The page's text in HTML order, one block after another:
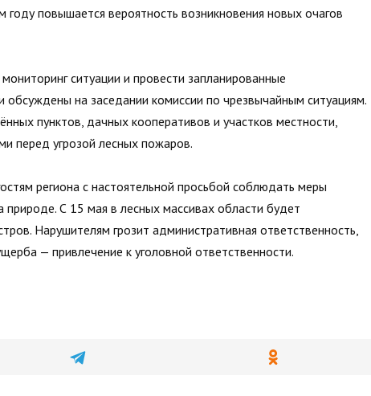
повышается вероятность возникновения новых очагов
ситуации и провести запланированные
на заседании комиссии по чрезвычайным ситуациям.
пунктов, дачных кооперативов и участков местности,
перед угрозой лесных пожаров.
региона с настоятельной просьбой соблюдать меры
С 15 мая в лесных массивах области будет
Нарушителям грозит административная ответственность,
— привлечение к уголовной ответственности.